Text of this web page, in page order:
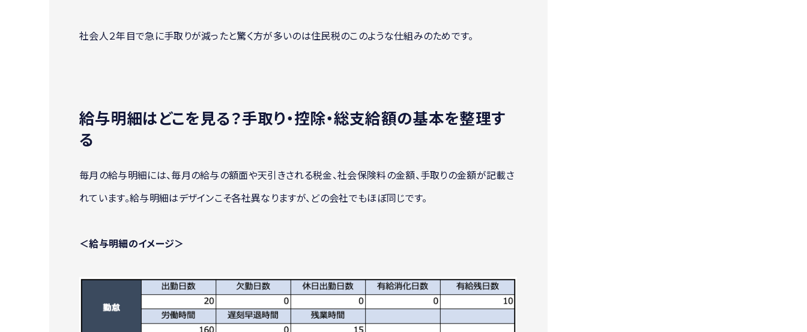
社会人２年目で急に手取りが減ったと驚く方が多いのは住民税のこのような仕組みのためです。
給与明細はどこを見る？手取り・控除・総支給額の基本を整理す
る
毎月の給与明細には、毎月の給与の額面や天引きされる税金、社会保険料の金額、手取りの金額が記載さ
れています。給与明細はデザインこそ各社異なりますが、どの会社でもほぼ同じです。
＜給与明細のイメージ＞